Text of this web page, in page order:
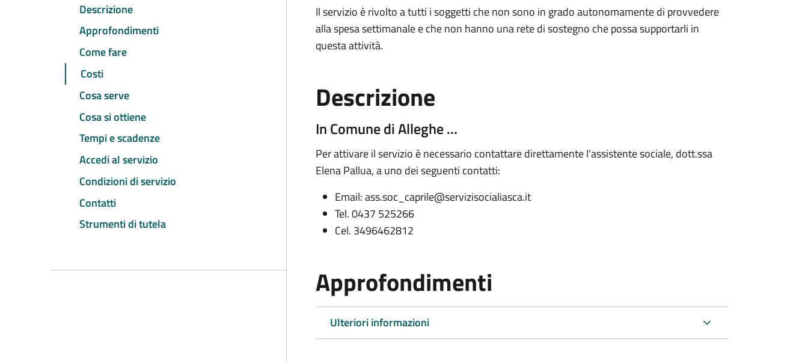
Descrizione
Approfondimenti
Come fare
Costi
Cosa serve
Cosa si ottiene
Tempi e scadenze
Accedi al servizio
Condizioni di servizio
Contatti
Strumenti di tutela
Il servizio è rivolto a tutti i soggetti che non sono in grado autonomamente di provvedere
alla spesa settimanale e che non hanno una rete di sostegno che possa supportarli in
questa attività.
Descrizione
In Comune di Alleghe …
Per attivare il servizio è necessario contattare direttamente l'assistente sociale, dott.ssa
Elena Pallua, a uno dei seguenti contatti:
Email: ass.soc_caprile@servizisocialiasca.it
Tel. 0437 525266
Cel. 3496462812
Approfondimenti
Ulteriori informazioni